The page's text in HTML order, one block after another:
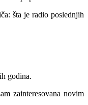
šta je radio poslednjih
godina.
zainteresovana novim